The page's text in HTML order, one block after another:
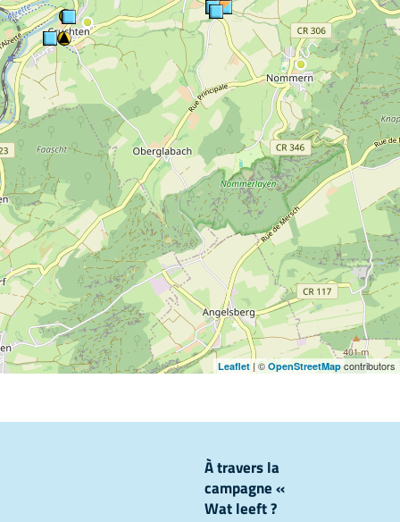
Leaflet| © OpenStreetMap contributors
À travers la
campagne «
Wat leeft ?